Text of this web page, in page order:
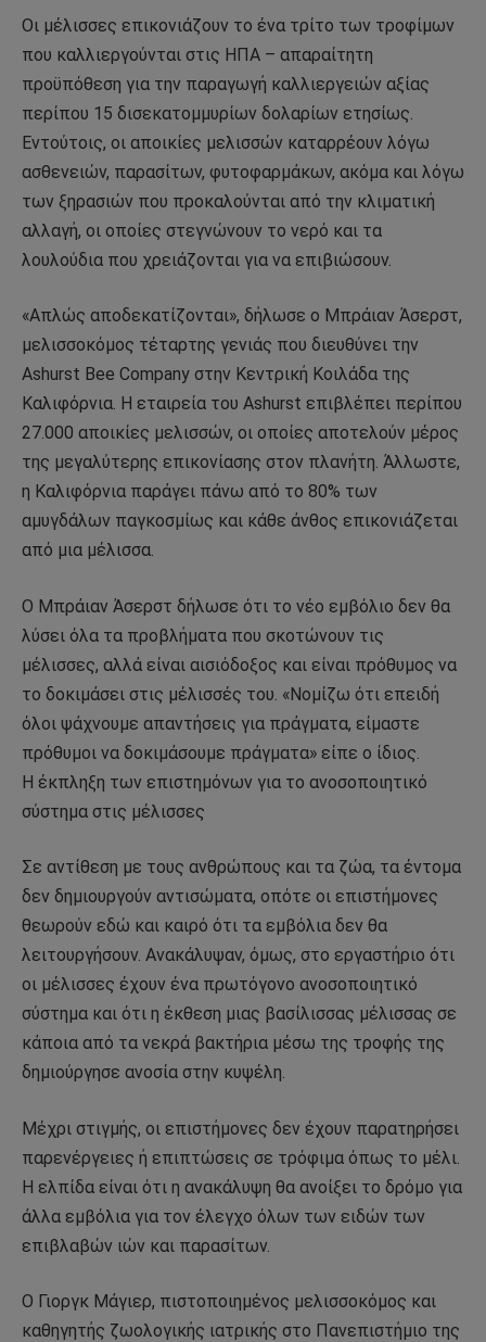
Οι μέλισσες επικονιάζουν το ένα τρίτο των τροφίμων
που καλλιεργούνται στις ΗΠΑ – απαραίτητη
προϋπόθεση για την παραγωγή καλλιεργειών αξίας
περίπου 15 δισεκατομμυρίων δολαρίων ετησίως.
Εντούτοις, οι αποικίες μελισσών καταρρέουν λόγω
ασθενειών, παρασίτων, φυτοφαρμάκων, ακόμα και λόγω
των ξηρασιών που προκαλούνται από την κλιματική
αλλαγή, οι οποίες στεγνώνουν το νερό και τα
λουλούδια που χρειάζονται για να επιβιώσουν.
«Απλώς αποδεκατίζονται», δήλωσε ο Μπράιαν Άσερστ,
μελισσοκόμος τέταρτης γενιάς που διευθύνει την
Ashurst Bee Company στην Κεντρική Κοιλάδα της
Καλιφόρνια. Η εταιρεία του Ashurst επιβλέπει περίπου
27.000 αποικίες μελισσών, οι οποίες αποτελούν μέρος
της μεγαλύτερης επικονίασης στον πλανήτη. Άλλωστε,
η Καλιφόρνια παράγει πάνω από το 80% των
αμυγδάλων παγκοσμίως και κάθε άνθος επικονιάζεται
από μια μέλισσα.
Ο Μπράιαν Άσερστ δήλωσε ότι το νέο εμβόλιο δεν θα
λύσει όλα τα προβλήματα που σκοτώνουν τις
μέλισσες, αλλά είναι αισιόδοξος και είναι πρόθυμος να
το δοκιμάσει στις μέλισσές του. «Νομίζω ότι επειδή
όλοι ψάχνουμε απαντήσεις για πράγματα, είμαστε
πρόθυμοι να δοκιμάσουμε πράγματα» είπε ο ίδιος.
Η έκπληξη των επιστημόνων για το ανοσοποιητικό
σύστημα στις μέλισσες
Σε αντίθεση με τους ανθρώπους και τα ζώα, τα έντομα
δεν δημιουργούν αντισώματα, οπότε οι επιστήμονες
θεωρούν εδώ και καιρό ότι τα εμβόλια δεν θα
λειτουργήσουν. Ανακάλυψαν, όμως, στο εργαστήριο ότι
οι μέλισσες έχουν ένα πρωτόγονο ανοσοποιητικό
σύστημα και ότι η έκθεση μιας βασίλισσας μέλισσας σε
κάποια από τα νεκρά βακτήρια μέσω της τροφής της
δημιούργησε ανοσία στην κυψέλη.
Μέχρι στιγμής, οι επιστήμονες δεν έχουν παρατηρήσει
παρενέργειες ή επιπτώσεις σε τρόφιμα όπως το μέλι.
Η ελπίδα είναι ότι η ανακάλυψη θα ανοίξει το δρόμο για
άλλα εμβόλια για τον έλεγχο όλων των ειδών των
επιβλαβών ιών και παρασίτων.
Ο Γιοργκ Μάγιερ, πιστοποιημένος μελισσοκόμος και
καθηγητής ζωολογικής ιατρικής στο Πανεπιστήμιο της